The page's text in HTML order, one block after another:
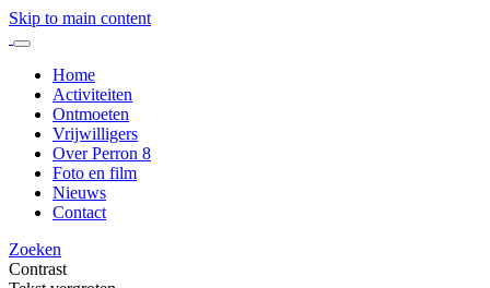
Skip to main content
Home
Activiteiten
Ontmoeten
Vrijwilligers
Over Perron 8
Foto en film
Nieuws
Contact
Zoeken
Contrast